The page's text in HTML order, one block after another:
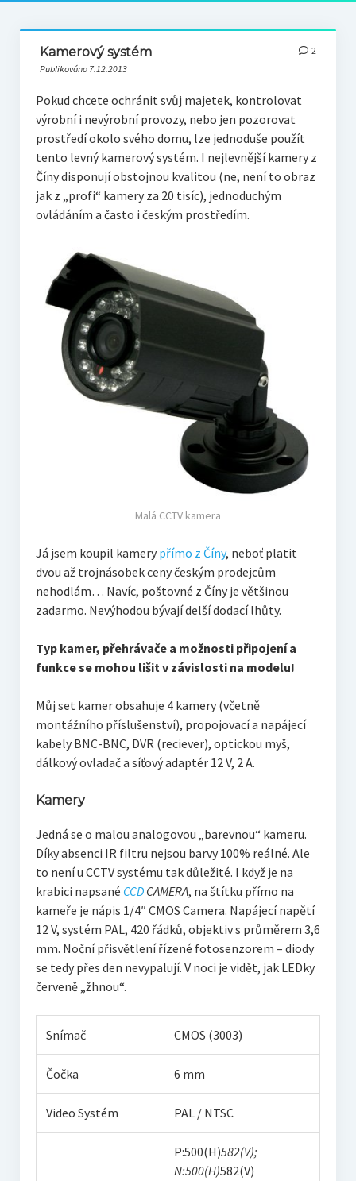
Kamerový systém
Publikováno 7.12.2013
2
Pokud chcete ochránit svůj majetek, kontrolovat
výrobní i nevýrobní provozy, nebo jen pozorovat
prostředí okolo svého domu, lze jednoduše použít
tento levný kamerový systém. I nejlevnější kamery z
Číny disponují obstojnou kvalitou (ne, není to obraz
jak z „profi“ kamery za 20 tisíc), jednoduchým
ovládáním a často i českým prostředím.
Malá CCTV kamera
Já jsem koupil kamery přímo z Číny, neboť platit
dvou až trojnásobek ceny českým prodejcům
nehodlám… Navíc, poštovné z Číny je většinou
zadarmo. Nevýhodou bývají delší dodací lhůty.
Typ kamer, přehrávače a možnosti připojení a
funkce se mohou lišit v závislosti na modelu!
Můj set kamer obsahuje 4 kamery (včetně
montážního příslušenství), propojovací a napájecí
kabely BNC-BNC, DVR (reciever), optickou myš,
dálkový ovladač a síťový adaptér 12 V, 2 A.
Kamery
Jedná se o malou analogovou „barevnou“ kameru.
Díky absenci IR filtru nejsou barvy 100% reálné. Ale
to není u CCTV systému tak důležité. I když je na
krabici napsané CCDCAMERA, na štítku přímo na
kameře je nápis 1/4″ CMOS Camera. Napájecí napětí
12 V, systém PAL, 420 řádků, objektiv s průměrem 3,6
mm. Noční přisvětlení řízené fotosenzorem – diody
se tedy přes den nevypalují. V noci je vidět, jak LEDky
červeně „žhnou“.
Snímač CMOS (3003)
Čočka 6 mm
Video Systém PAL / NTSC
P:500(H)582(V);
N:500(H)582(V)